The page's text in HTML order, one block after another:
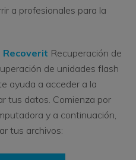
a profesionales para la
Recuperación de
de unidades flash
ayuda a acceder a la
tus datos. Comienza por
y a continuación,
tus archivos: